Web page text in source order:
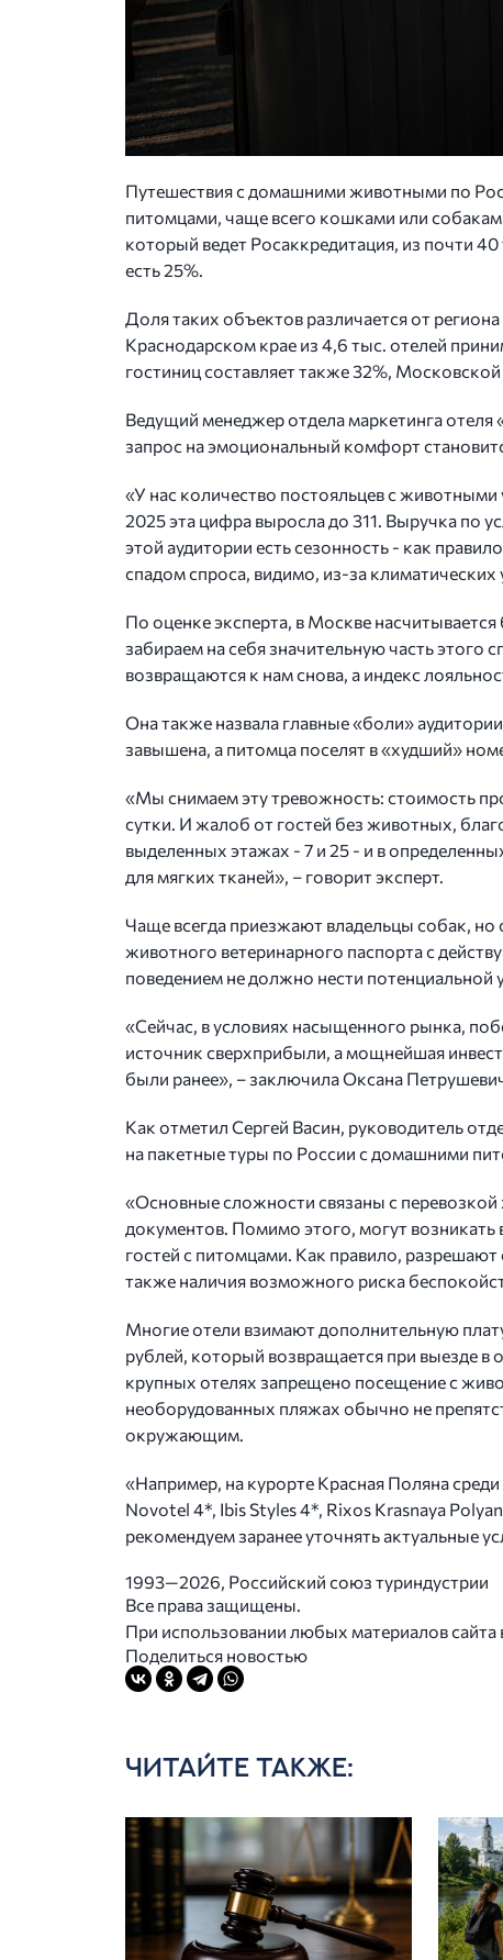
Путешествия с домашними животными по
питомцами, чаще всего кошками или
который ведет Росаккредитация, из почти
есть 25%.
Доля таких объектов различается от
Краснодарском крае из 4,6 тыс. отелей
гостиниц составляет также 32%,
Ведущий менеджер отдела маркетинга
запрос на эмоциональный комфорт
«У нас количество постояльцев с
2025 эта цифра выросла до 311. Выручка по
этой аудитории есть сезонность - как
спадом спроса, видимо, из-за климатических
По оценке эксперта, в Москве
забираем на себя значительную часть этого
возвращаются к нам снова, а индекс
Она также назвала главные «боли»
завышена, а питомца поселят в «худший»
«Мы снимаем эту тревожность: стоимость
сутки. И жалоб от гостей без животных,
выделенных этажах - 7 и 25 - и в
для мягких тканей», – говорит эксперт.
Чаще всегда приезжают владельцы собак,
животного ветеринарного паспорта с
поведением не должно нести
«Сейчас, в условиях насыщенного рынка,
источник сверхприбыли, а мощнейшая
были ранее», – заключила Оксана
Как отметил Сергей Васин, руководитель
на пакетные туры по России с домашними
«Основные сложности связаны с
документов. Помимо этого, могут
гостей с питомцами. Как правило,
также наличия возможного риска
Многие отели взимают дополнительную
рублей, который возвращается при выезде в
крупных отелях запрещено посещение с
необорудованных пляжах обычно не
окружающим.
«Например, на курорте Красная Поляна
Novotel 4*, Ibis Styles 4*, Rixos Krasnaya
рекомендуем заранее уточнять актуальные
1993—2026, Российский союз туриндустрии
Все права защищены.
При использовании любых материалов сайта
Поделиться новостью
ЧИТАЙТЕ ТАКЖЕ: